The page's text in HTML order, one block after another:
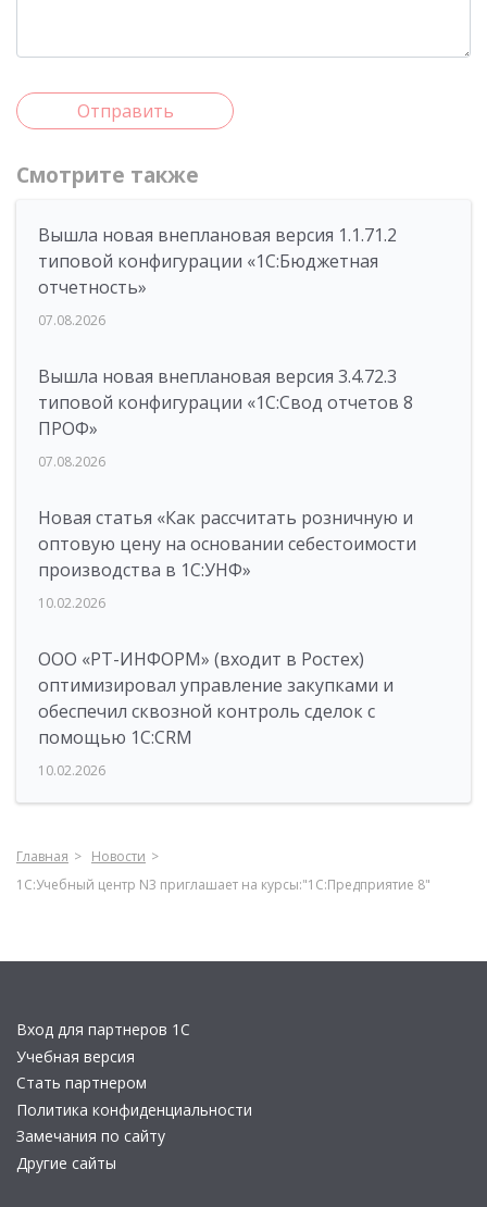
Отправить
Смотрите также
Вышла новая внеплановая версия 1.1.71.2
типовой конфигурации «1C:Бюджетная
отчетность»
07.08.2026
Вышла новая внеплановая версия 3.4.72.3
типовой конфигурации «1C:Свод отчетов 8
ПРОФ»
07.08.2026
Новая статья «Как рассчитать розничную и
оптовую цену на основании себестоимости
производства в 1С:УНФ»
10.02.2026
ООО «РТ-ИНФОРМ» (входит в Ростех)
оптимизировал управление закупками и
обеспечил сквозной контроль сделок с
помощью 1С:CRM
10.02.2026
Главная
Новости
1С:Учебный центр N3 приглашает на курсы:"1С:Предприятие 8"
Вход для партнеров 1С
Учебная версия
Стать партнером
Политика конфиденциальности
Замечания по сайту
Другие сайты